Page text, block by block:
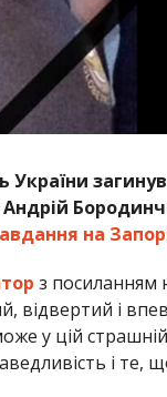
України
на
з посиланням
і
у цій
і те,